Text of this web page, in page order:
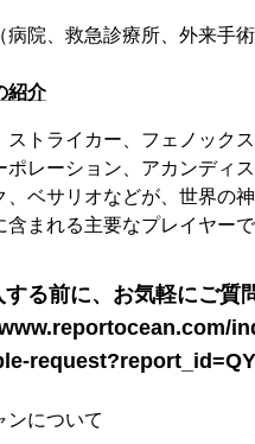
病院、救急診療所、外来手
紹介
ストライカー、フェノック
ポレーション、アカンディ
、ベサリオなどが、世界の
まれる主要なプレイヤーで
る前に、お気軽にご質
ンについて